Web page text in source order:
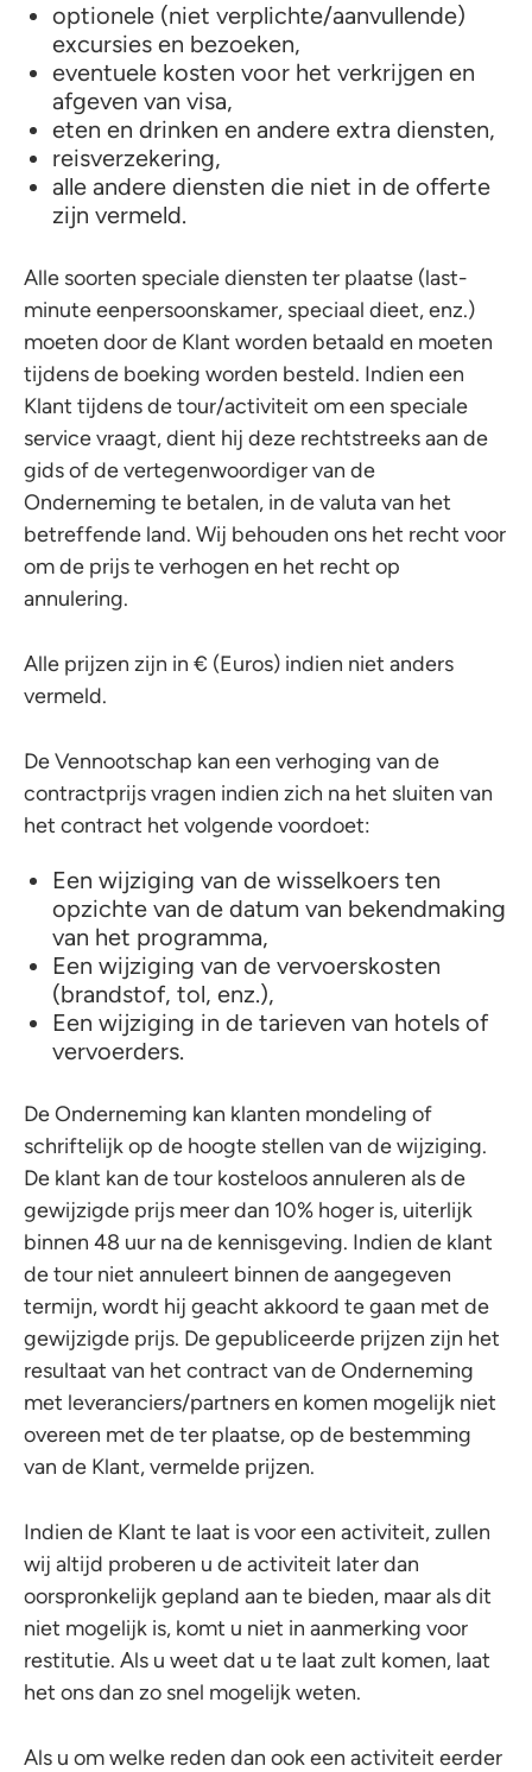
optionele (niet verplichte/aanvullende)
excursies en bezoeken,
eventuele kosten voor het verkrijgen en
afgeven van visa,
eten en drinken en andere extra diensten,
reisverzekering,
alle andere diensten die niet in de offerte
zijn vermeld.
Alle soorten speciale diensten ter plaatse (last-
minute eenpersoonskamer, speciaal dieet, enz.)
moeten door de Klant worden betaald en moeten
tijdens de boeking worden besteld. Indien een
Klant tijdens de tour/activiteit om een speciale
service vraagt, dient hij deze rechtstreeks aan de
gids of de vertegenwoordiger van de
Onderneming te betalen, in de valuta van het
betreffende land. Wij behouden ons het recht voor
om de prijs te verhogen en het recht op
annulering.
Alle prijzen zijn in € (Euros) indien niet anders
vermeld.
De Vennootschap kan een verhoging van de
contractprijs vragen indien zich na het sluiten van
het contract het volgende voordoet:
Een wijziging van de wisselkoers ten
opzichte van de datum van bekendmaking
van het programma,
Een wijziging van de vervoerskosten
(brandstof, tol, enz.),
Een wijziging in de tarieven van hotels of
vervoerders.
De Onderneming kan klanten mondeling of
schriftelijk op de hoogte stellen van de wijziging.
De klant kan de tour kosteloos annuleren als de
gewijzigde prijs meer dan 10% hoger is, uiterlijk
binnen 48 uur na de kennisgeving. Indien de klant
de tour niet annuleert binnen de aangegeven
termijn, wordt hij geacht akkoord te gaan met de
gewijzigde prijs. De gepubliceerde prijzen zijn het
resultaat van het contract van de Onderneming
met leveranciers/partners en komen mogelijk niet
overeen met de ter plaatse, op de bestemming
van de Klant, vermelde prijzen.
Indien de Klant te laat is voor een activiteit, zullen
wij altijd proberen u de activiteit later dan
oorspronkelijk gepland aan te bieden, maar als dit
niet mogelijk is, komt u niet in aanmerking voor
restitutie. Als u weet dat u te laat zult komen, laat
het ons dan zo snel mogelijk weten.
Als u om welke reden dan ook een activiteit eerder